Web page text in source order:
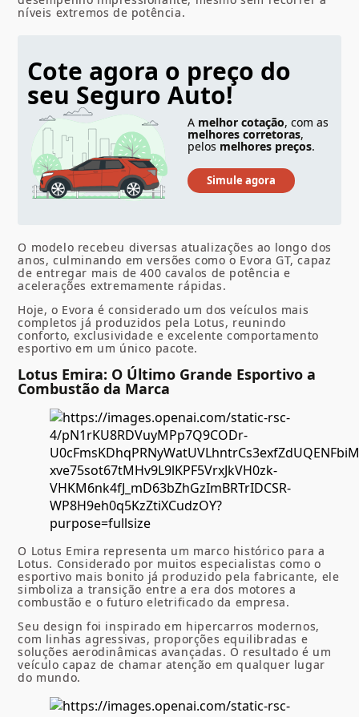
níveis extremos de potência.
Cote agora o preço do
seu Seguro Auto!
A melhor cotação, com as
melhores corretoras,
pelos melhores preços.
O modelo recebeu diversas atualizações ao longo dos
anos, culminando em versões como o Evora GT, capaz
de entregar mais de 400 cavalos de potência e
acelerações extremamente rápidas.
Hoje, o Evora é considerado um dos veículos mais
completos já produzidos pela Lotus, reunindo
conforto, exclusividade e excelente comportamento
esportivo em um único pacote.
Lotus Emira: O Último Grande Esportivo a
Combustão da Marca
O Lotus Emira representa um marco histórico para a
Lotus. Considerado por muitos especialistas como o
esportivo mais bonito já produzido pela fabricante, ele
simboliza a transição entre a era dos motores a
combustão e o futuro eletrificado da empresa.
Seu design foi inspirado em hipercarros modernos,
com linhas agressivas, proporções equilibradas e
soluções aerodinâmicas avançadas. O resultado é um
veículo capaz de chamar atenção em qualquer lugar
do mundo.